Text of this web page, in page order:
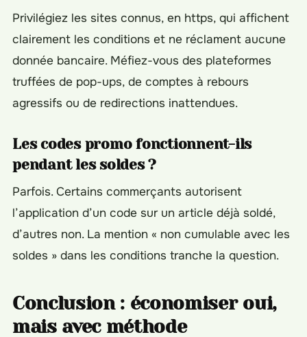
Privilégiez les sites connus, en https, qui affichent
clairement les conditions et ne réclament aucune
donnée bancaire. Méfiez-vous des plateformes
truffées de pop-ups, de comptes à rebours
agressifs ou de redirections inattendues.
Les codes promo fonctionnent-ils
pendant les soldes ?
Parfois. Certains commerçants autorisent
l’application d’un code sur un article déjà soldé,
d’autres non. La mention « non cumulable avec les
soldes » dans les conditions tranche la question.
Conclusion : économiser oui,
mais avec méthode